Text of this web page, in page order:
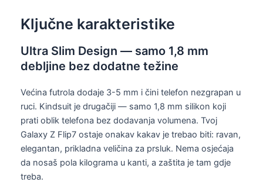
Ključne karakteristike
Ultra Slim Design — samo 1,8 mm
debljine bez dodatne težine
Većina futrola dodaje 3-5 mm i čini telefon nezgrapan u
ruci. Kindsuit je drugačiji — samo 1,8 mm silikon koji
prati oblik telefona bez dodavanja volumena. Tvoj
Galaxy Z Flip7 ostaje onakav kakav je trebao biti: ravan,
elegantan, prikladna veličina za prsluk. Nema osjećaja
da nosaš pola kilograma u kanti, a zaštita je tam gdje
treba.